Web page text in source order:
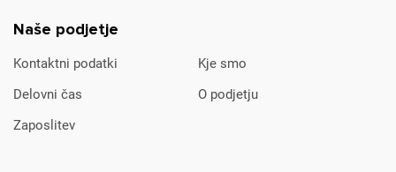
Naše podjetje
Kontaktni podatki
Kje smo
Delovni čas
O podjetju
Zaposlitev